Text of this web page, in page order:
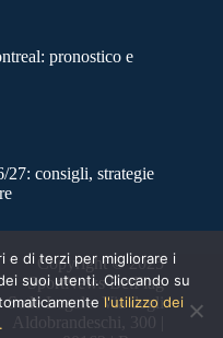
pronostico e
27: consigli, strategie
Copyright © 2025
SportNews BetFlag
Sede Legale: Via degli
Aldobrandeschi, 300 |
e di terzi per migliorare i
suoi utenti. Cliccando su
l'utilizzo dei